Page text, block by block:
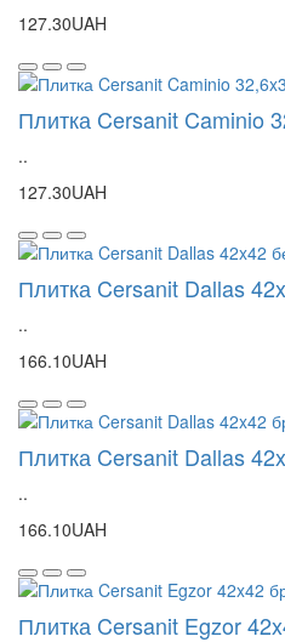
127.30UAH
Плитка Cersanit Caminio
..
127.30UAH
Плитка Cersanit Dallas
..
166.10UAH
Плитка Cersanit Dallas
..
166.10UAH
Плитка Cersanit Egzor